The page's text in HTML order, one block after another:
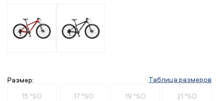
Размер:
Таблица размеров
15 "SO
17 "SO 19 "SO 21 "SO